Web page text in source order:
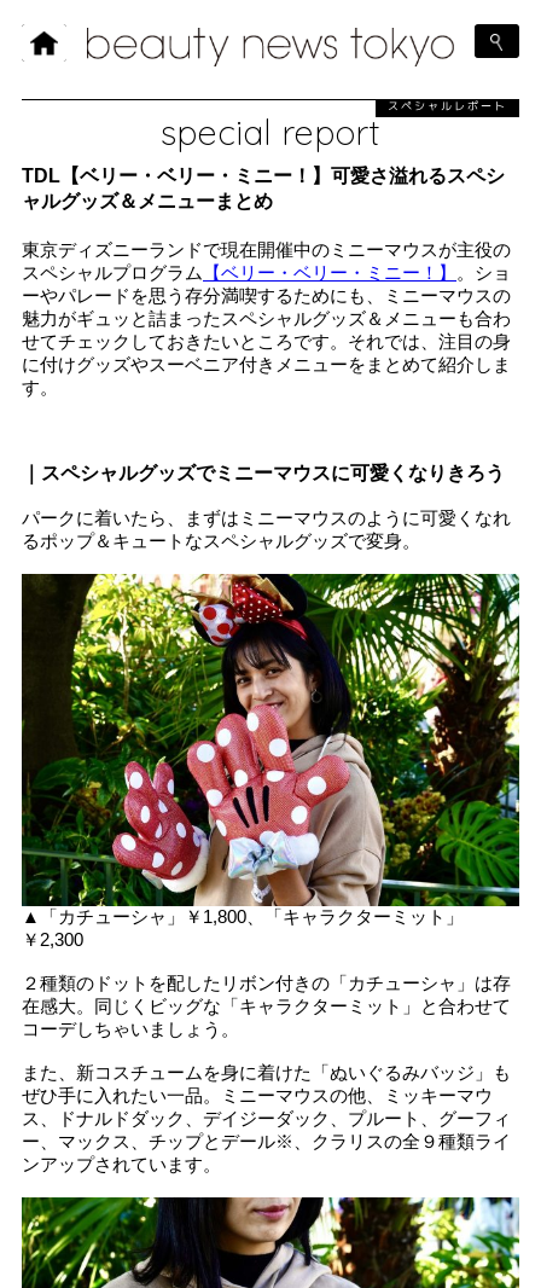
special report
スペシャルレポート
TDL【ベリー・ベリー・ミニー！】可愛さ溢れるスペシ
ャルグッズ＆メニューまとめ
東京ディズニーランドで現在開催中のミニーマウスが主役の
スペシャルプログラム
【ベリー・ベリー・ミニー！】
。ショ
ーやパレードを思う存分満喫するためにも、ミニーマウスの
魅力がギュッと詰まったスペシャルグッズ＆メニューも合わ
せてチェックしておきたいところです。それでは、注目の身
に付けグッズやスーベニア付きメニューをまとめて紹介しま
す。
｜スペシャルグッズでミニーマウスに可愛くなりきろう
パークに着いたら、まずはミニーマウスのように可愛くなれ
るポップ＆キュートなスペシャルグッズで変身。
▲「カチューシャ」￥1,800、「キャラクターミット」
￥2,300
２種類のドットを配したリボン付きの「カチューシャ」は存
在感大。同じくビッグな「キャラクターミット」と合わせて
コーデしちゃいましょう。
また、新コスチュームを身に着けた「ぬいぐるみバッジ」も
ぜひ手に入れたい一品。ミニーマウスの他、ミッキーマウ
ス、ドナルドダック、デイジーダック、プルート、グーフィ
ー、マックス、チップとデール※、クラリスの全９種類ライ
ンアップされています。